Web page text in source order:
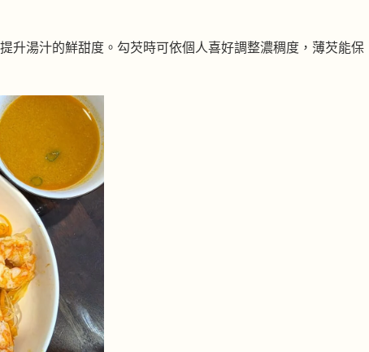
升湯汁的鮮甜度。勾芡時可依個人喜好調整濃稠度，薄芡能保